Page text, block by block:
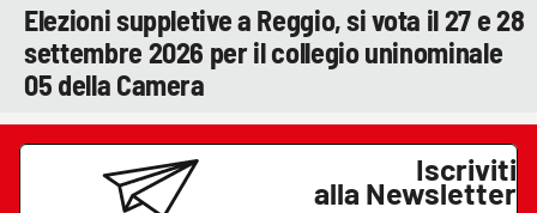
Elezioni suppletive a Reggio, si vota il 27 e 28
settembre 2026 per il collegio uninominale
05 della Camera
Iscriviti
alla Newsletter